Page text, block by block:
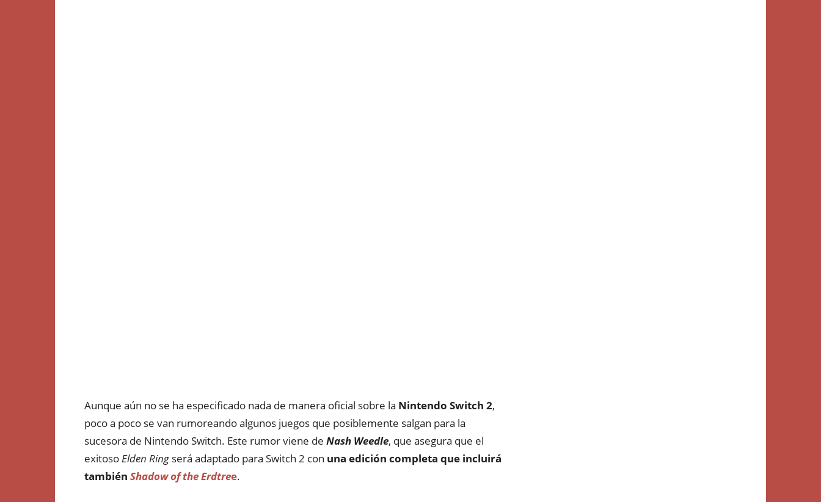
Aunque aún no se ha especificado nada de manera oficial sobre la Nintendo Switch 2,
poco a poco se van rumoreando algunos juegos que posiblemente salgan para la
sucesora de Nintendo Switch. Este rumor viene de Nash Weedle, que asegura que el
exitosoElden Ring será adaptado para Switch 2 con una edición completa que incluirá
también Shadow of the Erdtree.